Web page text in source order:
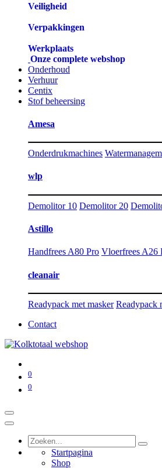
Veiligheid
Verpakkingen
Werkplaats
Onze complete webshop
Onderhoud
Verhuur
Centix
Stof beheersing
Amesa
Onderdrukmachines
wlp
Demolitor 10 Demolitor 20
Astillo
Handfrees A80 Pro Vloerfrees A26
cleanair
Readypack met masker Readypack
Contact
0
0
Startpagina
Shop